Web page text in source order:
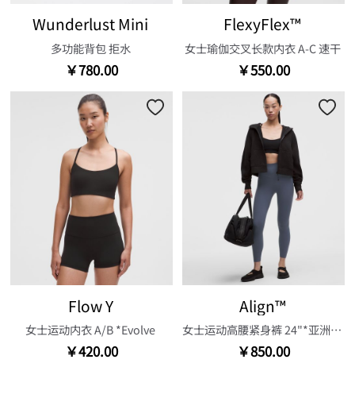
Wunderlust Mini
多功能背包 拒水
￥780.00
FlexyFlex™
女士瑜伽交叉长款内衣 A-C 速干
￥550.00
Flow Y
女士运动内衣 A/B *Evolve
￥420.00
Align™
女士运动高腰紧身裤 24"*亚洲版型
￥850.00